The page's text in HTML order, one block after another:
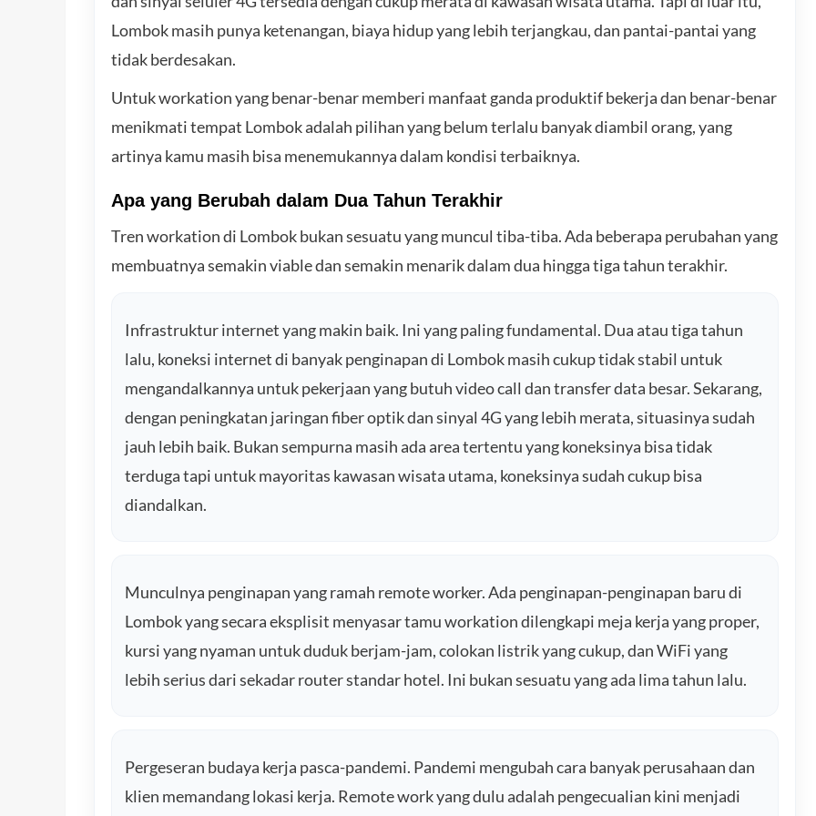
Lombok masih punya ketenangan, biaya hidup yang lebih terjangkau, dan pantai-pantai yang
tidak berdesakan.
Untuk workation yang benar-benar memberi manfaat ganda produktif bekerja dan benar-benar
menikmati tempat Lombok adalah pilihan yang belum terlalu banyak diambil orang, yang
artinya kamu masih bisa menemukannya dalam kondisi terbaiknya.
Apa yang Berubah dalam Dua Tahun Terakhir
Tren workation di Lombok bukan sesuatu yang muncul tiba-tiba. Ada beberapa perubahan yang
membuatnya semakin viable dan semakin menarik dalam dua hingga tiga tahun terakhir.
Infrastruktur internet yang makin baik. Ini yang paling fundamental. Dua atau tiga tahun
lalu, koneksi internet di banyak penginapan di Lombok masih cukup tidak stabil untuk
mengandalkannya untuk pekerjaan yang butuh video call dan transfer data besar. Sekarang,
dengan peningkatan jaringan fiber optik dan sinyal 4G yang lebih merata, situasinya sudah
jauh lebih baik. Bukan sempurna masih ada area tertentu yang koneksinya bisa tidak
terduga tapi untuk mayoritas kawasan wisata utama, koneksinya sudah cukup bisa
diandalkan.
Munculnya penginapan yang ramah remote worker. Ada penginapan-penginapan baru di
Lombok yang secara eksplisit menyasar tamu workation dilengkapi meja kerja yang proper,
kursi yang nyaman untuk duduk berjam-jam, colokan listrik yang cukup, dan WiFi yang
lebih serius dari sekadar router standar hotel. Ini bukan sesuatu yang ada lima tahun lalu.
Pergeseran budaya kerja pasca-pandemi. Pandemi mengubah cara banyak perusahaan dan
klien memandang lokasi kerja. Remote work yang dulu adalah pengecualian kini menjadi